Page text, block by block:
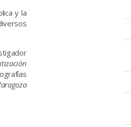
y la